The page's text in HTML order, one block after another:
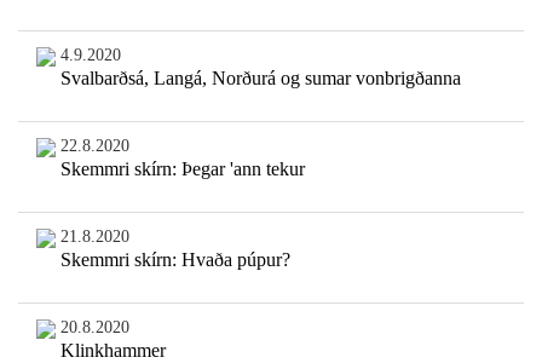
4.9.2020
Svalbarðsá, Langá, Norðurá og sumar vonbrigðanna
22.8.2020
Skemmri skírn: Þegar 'ann tekur
21.8.2020
Skemmri skírn: Hvaða púpur?
20.8.2020
Klinkhammer